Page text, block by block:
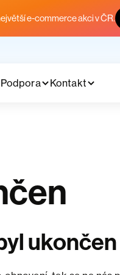
e-commerce akci v ČR.
Podpora Kontakt
ukončen